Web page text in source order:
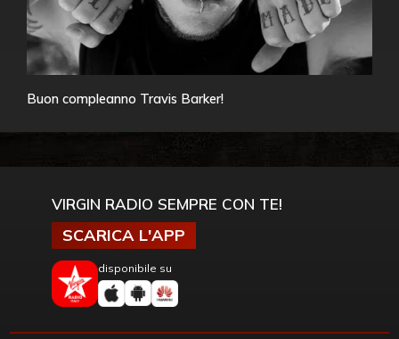
Buon compleanno Travis Barker!
VIRGIN RADIO SEMPRE CON TE!
SCARICA L'APP
disponibile su